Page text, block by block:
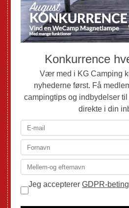
Brugte Campingvogne
Brugte Autocampere og Vans
Webshop
Mortens Campingtips
KG Camping Kundeklub
Nyheder
Adria
Adria Autocampere
Eriba
Fendt
Hobby
Randger Van